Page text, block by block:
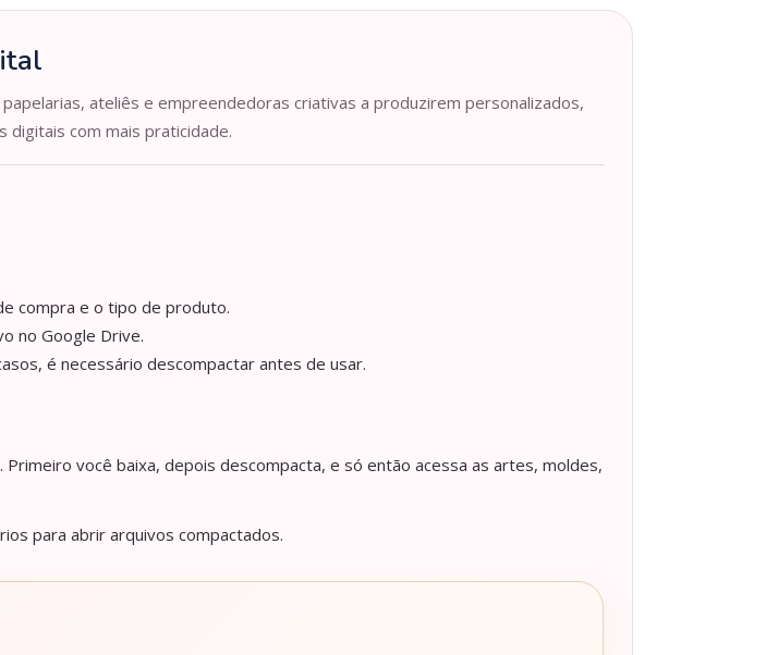
ateliês e empreendedoras criativas a produzirem personalizados,
digitais com mais praticidade.
compra e o tipo de produto.
no Google Drive.
é necessário descompactar antes de usar.
Primeiro você baixa, depois descompacta, e só então acessa as artes, moldes,
para abrir arquivos compactados.